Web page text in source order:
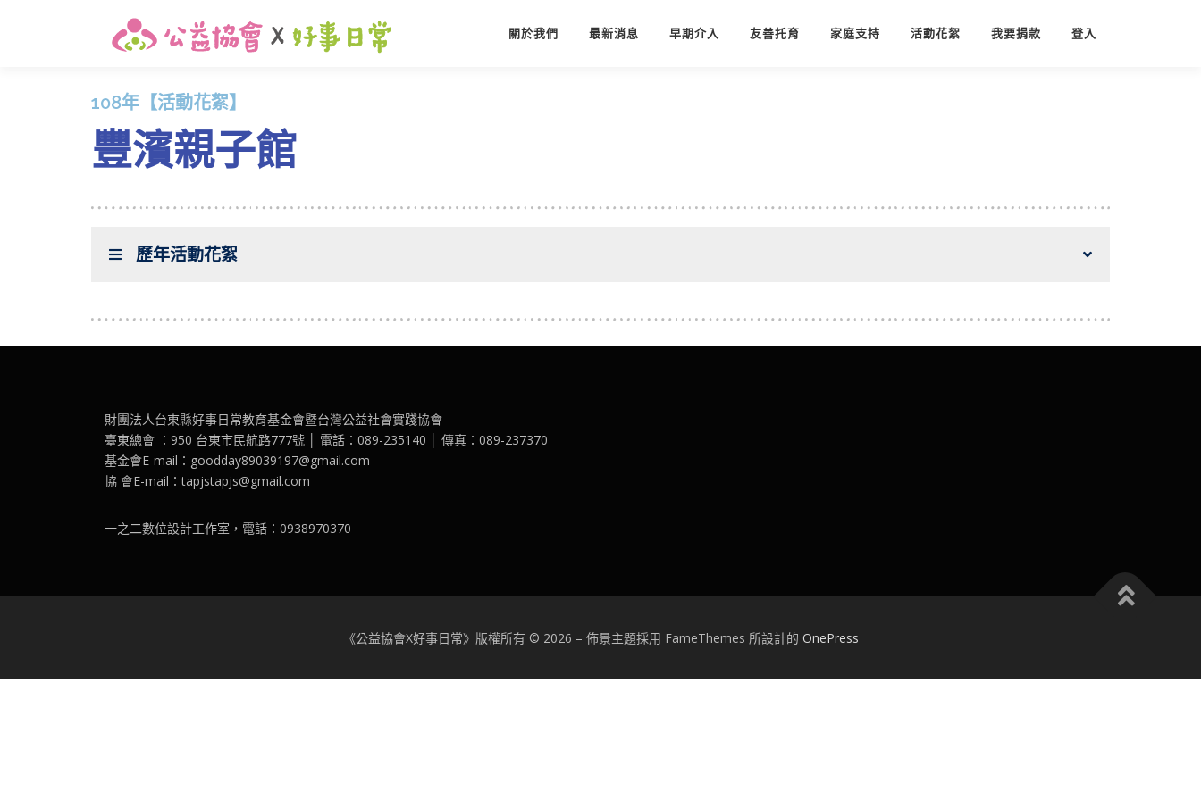
關於我們 最新消息 早期介入 友善托育 家庭支持 活動花絮 我要捐款 登入
108年【活動花絮】
豐濱親子館
歷年活動花絮
財團法人台東縣好事日常教育基金會暨台灣公益社會實踐協會
臺東總會 ：950 台東市民航路777號 │ 電話：089-235140 │ 傳真：089-237370
基金會E-mail：goodday89039197@gmail.com
協 會E-mail：tapjstapjs@gmail.com
一之二數位設計工作室，電話：0938970370
《公益協會X好事日常》版權所有 © 2026 – 佈景主題採用 FameThemes 所設計的 OnePress